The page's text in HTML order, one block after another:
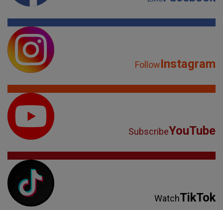
FollowInstagram
SubscribeYouTube
WatchTikTok